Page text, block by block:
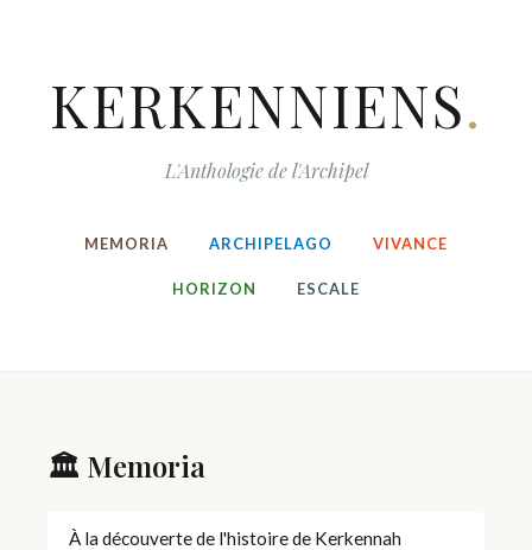
KERKENNIENS.
L'Anthologie de l'Archipel
MEMORIA ARCHIPELAGO VIVANCE
HORIZON ESCALE
🏛️ Memoria
À la découverte de l'histoire de Kerkennah